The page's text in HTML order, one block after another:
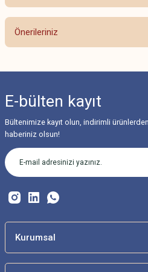
Bu ürüne ilk
Önerileriniz
Görüş ve önerileriniz için teşekkür
Ürün resmi kalitesiz, bozuk veya
Ürün açıklamasında eksik bilgiler
Ürün bilgilerinde hatalar bulunuyor.
Bu ürüne benzer farklı alternatifler
E-bülten kayıt
Bültenimize kayıt olun, indirimli
haberiniz olsun!
Kurumsal